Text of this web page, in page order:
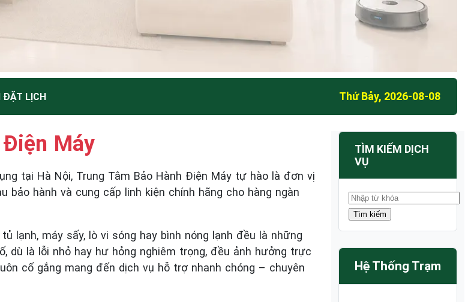
ĐẶT LỊCH Thứ Bảy, 2026-08-08
Máy
tại Hà Nội, Trung Tâm Bảo Hành Điện Máy tự hào là đơn vị
hành và cung cấp linh kiện chính hãng cho hàng ngàn
lạnh, máy sấy, lò vi sóng hay bình nóng lạnh đều là những
là lỗi nhỏ hay hư hỏng nghiêm trọng, đều ảnh hưởng trực
cố gắng mang đến dịch vụ hỗ trợ nhanh chóng – chuyên
TÌM KIẾM DỊCH
VỤ
Hệ Thống Trạm